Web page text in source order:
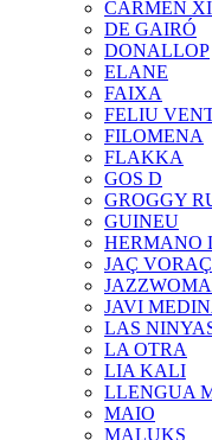
CARMEN
DE GAIRÓ
DONALLOP
ELANE
FAIXA
FELIU
FILOMENA
FLAKKA
GOS D
GROGGY
GUINEU
HERMANO
JAÇ VORAÇ
JAVI
LAS
LA OTRA
LIA KALI
LLENGUA
MAIO
MALUKS